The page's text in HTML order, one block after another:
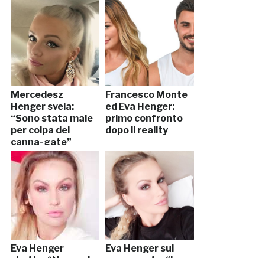
Mercedesz
Henger svela:
“Sono stata male
per colpa del
canna-gate”
Francesco Monte
ed Eva Henger:
primo confronto
dopo il reality
Eva Henger
Eva Henger sul